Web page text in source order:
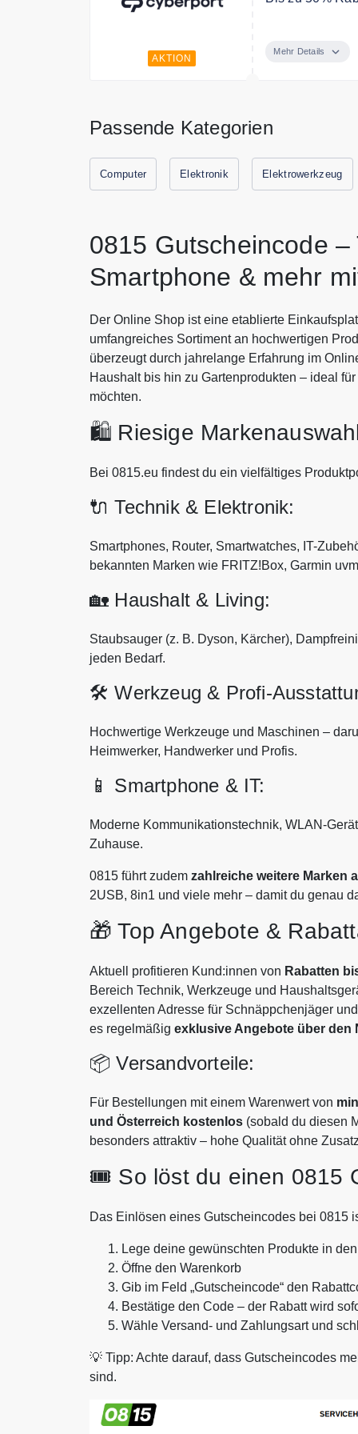
AKTION
Mehr Details
Passende Kategorien
Computer Elektronik Elektrowerkzeug
0815 Gutscheincode
Smartphone & mehr
Der Online Shop ist eine etablierte
umfangreiches Sortiment an hochwertigen
überzeugt durch jahrelange Erfahrung im
Haushalt bis hin zu Gartenprodukten – ideal
möchten.
🛍️ Riesige
Bei 0815.eu findest du ein vielfältiges
🔌 Technik & Elektronik:
Smartphones, Router, Smartwatches, IT-
bekannten Marken wie FRITZ!Box, Garmin
🏡 Haushalt & Living:
Staubsauger (z. B. Dyson, Kärcher),
jeden Bedarf.
🛠️ Werkzeug & Profi-
Hochwertige Werkzeuge und Maschinen –
Heimwerker, Handwerker und Profis.
📱 Smartphone & IT:
Moderne Kommunikationstechnik, WLAN-
Zuhause.
0815 führt zudem zahlreiche weitere Marken
2USB, 8in1 und viele mehr – damit du genau
🎁 Top Angebote &
Aktuell profitieren Kund:innen von Rabatten
Bereich Technik, Werkzeuge und
exzellenten Adresse für Schnäppchenjäger
es regelmäßig exklusive Angebote über den
📦 Versandvorteile:
Für Bestellungen mit einem Warenwert von
und Österreich kostenlos (sobald du diesen
besonders attraktiv – hohe Qualität ohne
🎟️ So löst du einen 0815
Das Einlösen eines Gutscheincodes bei 0815
Lege deine gewünschten Produkte in
Öffne den Warenkorb
Gib im Feld „Gutscheincode“ den
Bestätige den Code – der Rabatt wird
Wähle Versand- und Zahlungsart und
💡 Tipp: Achte darauf, dass Gutscheincodes
sind.